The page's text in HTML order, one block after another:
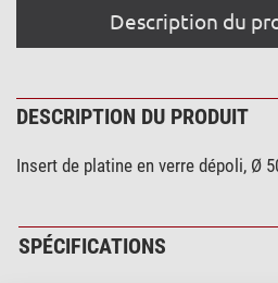
Description du
DESCRIPTION DU PRODUIT
Insert de platine en verre dépoli, Ø
SPÉCIFICATIONS